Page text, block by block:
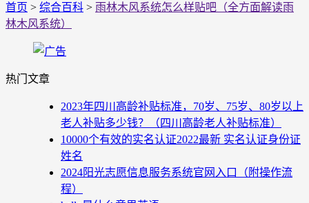
首页 > 综合百科 > 雨林木风系统怎么样贴吧（全方面解读雨
林木风系统）
热门文章
2023年四川高龄补贴标准，70岁、75岁、80岁以上
老人补贴多少钱？（四川高龄老人补贴标准）
10000个有效的实名认证2022最新 实名认证身份证
姓名
2024阳光志愿信息服务系统官网入口（附操作流
程）